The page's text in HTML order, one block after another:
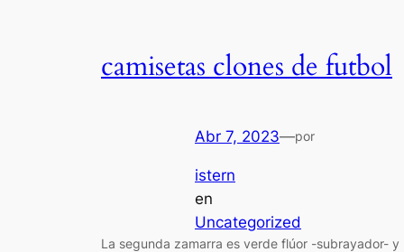
camisetas clones de futbol
Abr 7, 2023—por
istern
en
Uncategorized
La segunda zamarra es verde flúor -subrayador- y